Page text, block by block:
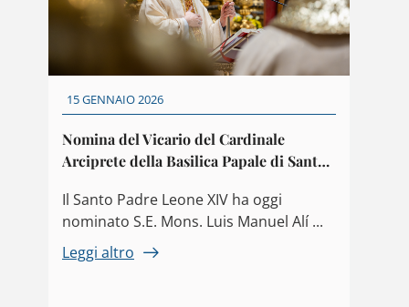
15 GENNAIO 2026
Nomina del Vicario del Cardinale
Arciprete della Basilica Papale di Santa
Il Santo Padre Leone XIV ha oggi
nominato S.E. Mons. Luis Manuel Alí ...
Leggi altro